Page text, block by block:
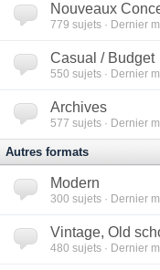
Nouveaux
779 sujets · Dernier
Casual / Budget
550 sujets · Dernier
Archives
577 sujets · Dernier
Autres formats
Modern
300 sujets · Dernier
Vintage, Old
480 sujets · Dernier